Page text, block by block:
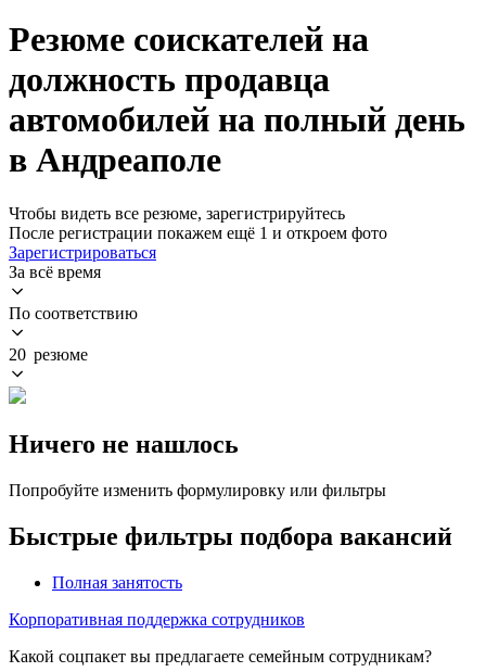
Резюме соискателей на
должность продавца
автомобилей на полный день
в Андреаполе
Чтобы видеть все резюме, зарегистрируйтесь
После регистрации покажем ещё 1 и откроем фото
Зарегистрироваться
За всё время
По соответствию
20 резюме
Ничего не нашлось
Попробуйте изменить формулировку или фильтры
Быстрые фильтры подбора вакансий
Полная занятость
Корпоративная поддержка сотрудников
Какой соцпакет вы предлагаете семейным сотрудникам?